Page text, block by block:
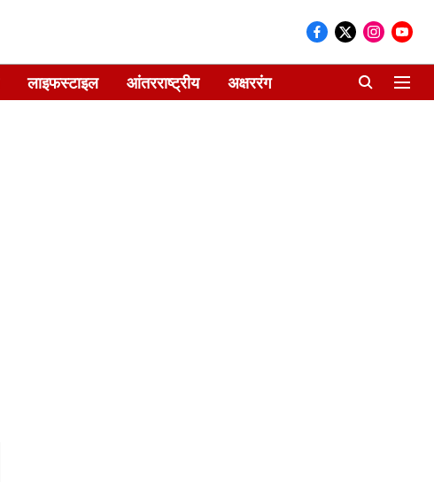
लाइफस्टाइल आंतरराष्ट्रीय अक्षररंग